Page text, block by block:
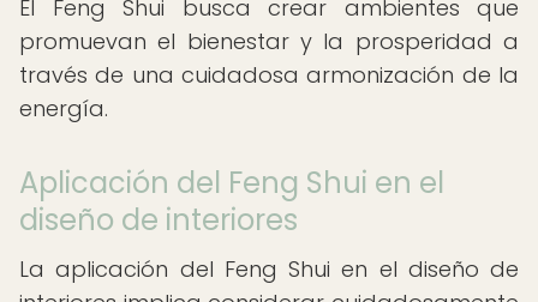
El Feng Shui busca crear ambientes que
promuevan el bienestar y la prosperidad a
través de una cuidadosa armonización de la
energía.
Aplicación del Feng Shui en el
diseño de interiores
La aplicación del Feng Shui en el diseño de